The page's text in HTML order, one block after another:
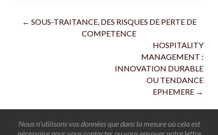
← SOUS-TRAITANCE, DES RISQUES DE PERTE DE
COMPETENCE
HOSPITALITY
MANAGEMENT :
INNOVATION DURABLE
OU TENDANCE
EPHEMERE →
Nous n’utilisons vos données que dans la mesure où cela est